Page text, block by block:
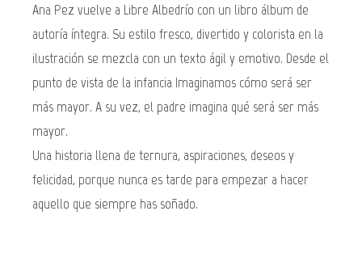
Ana Pez vuelve a Libre Albedrío con un libro álbum de
autoría íntegra. Su estilo fresco, divertido y colorista en la
ilustración se mezcla con un texto ágil y emotivo. Desde el
punto de vista de la infancia Imaginamos cómo será ser
más mayor. A su vez, el padre imagina qué será ser más
mayor.
Una historia llena de ternura, aspiraciones, deseos y
felicidad, porque nunca es tarde para empezar a hacer
aquello que siempre has soñado.